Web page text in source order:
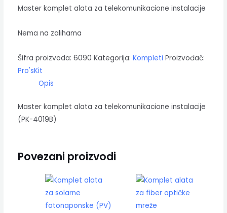
Master komplet alata za telekomunikacione instalacije
Nema na zalihama
Šifra proizvoda: 6090 Kategorija: Kompleti Proizvođač:
Pro'sKit
Opis
Master komplet alata za telekomunikacione instalacije
(PK-4019B)
Povezani proizvodi